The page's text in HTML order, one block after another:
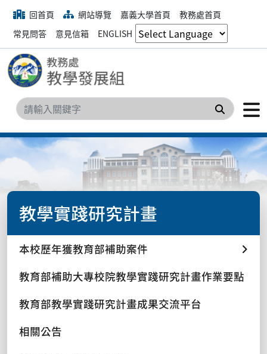
回首頁 網站導覽 嘉義大學首頁
教務處首頁
常見問答
意見信箱 ENGLISH
搜尋
教學實踐研究計畫
本校歷年獲教育部補助案件
教育部補助大專校院教學實踐研究計畫作業要點
教育部教學實踐研究計畫成果交流平台
相關公告